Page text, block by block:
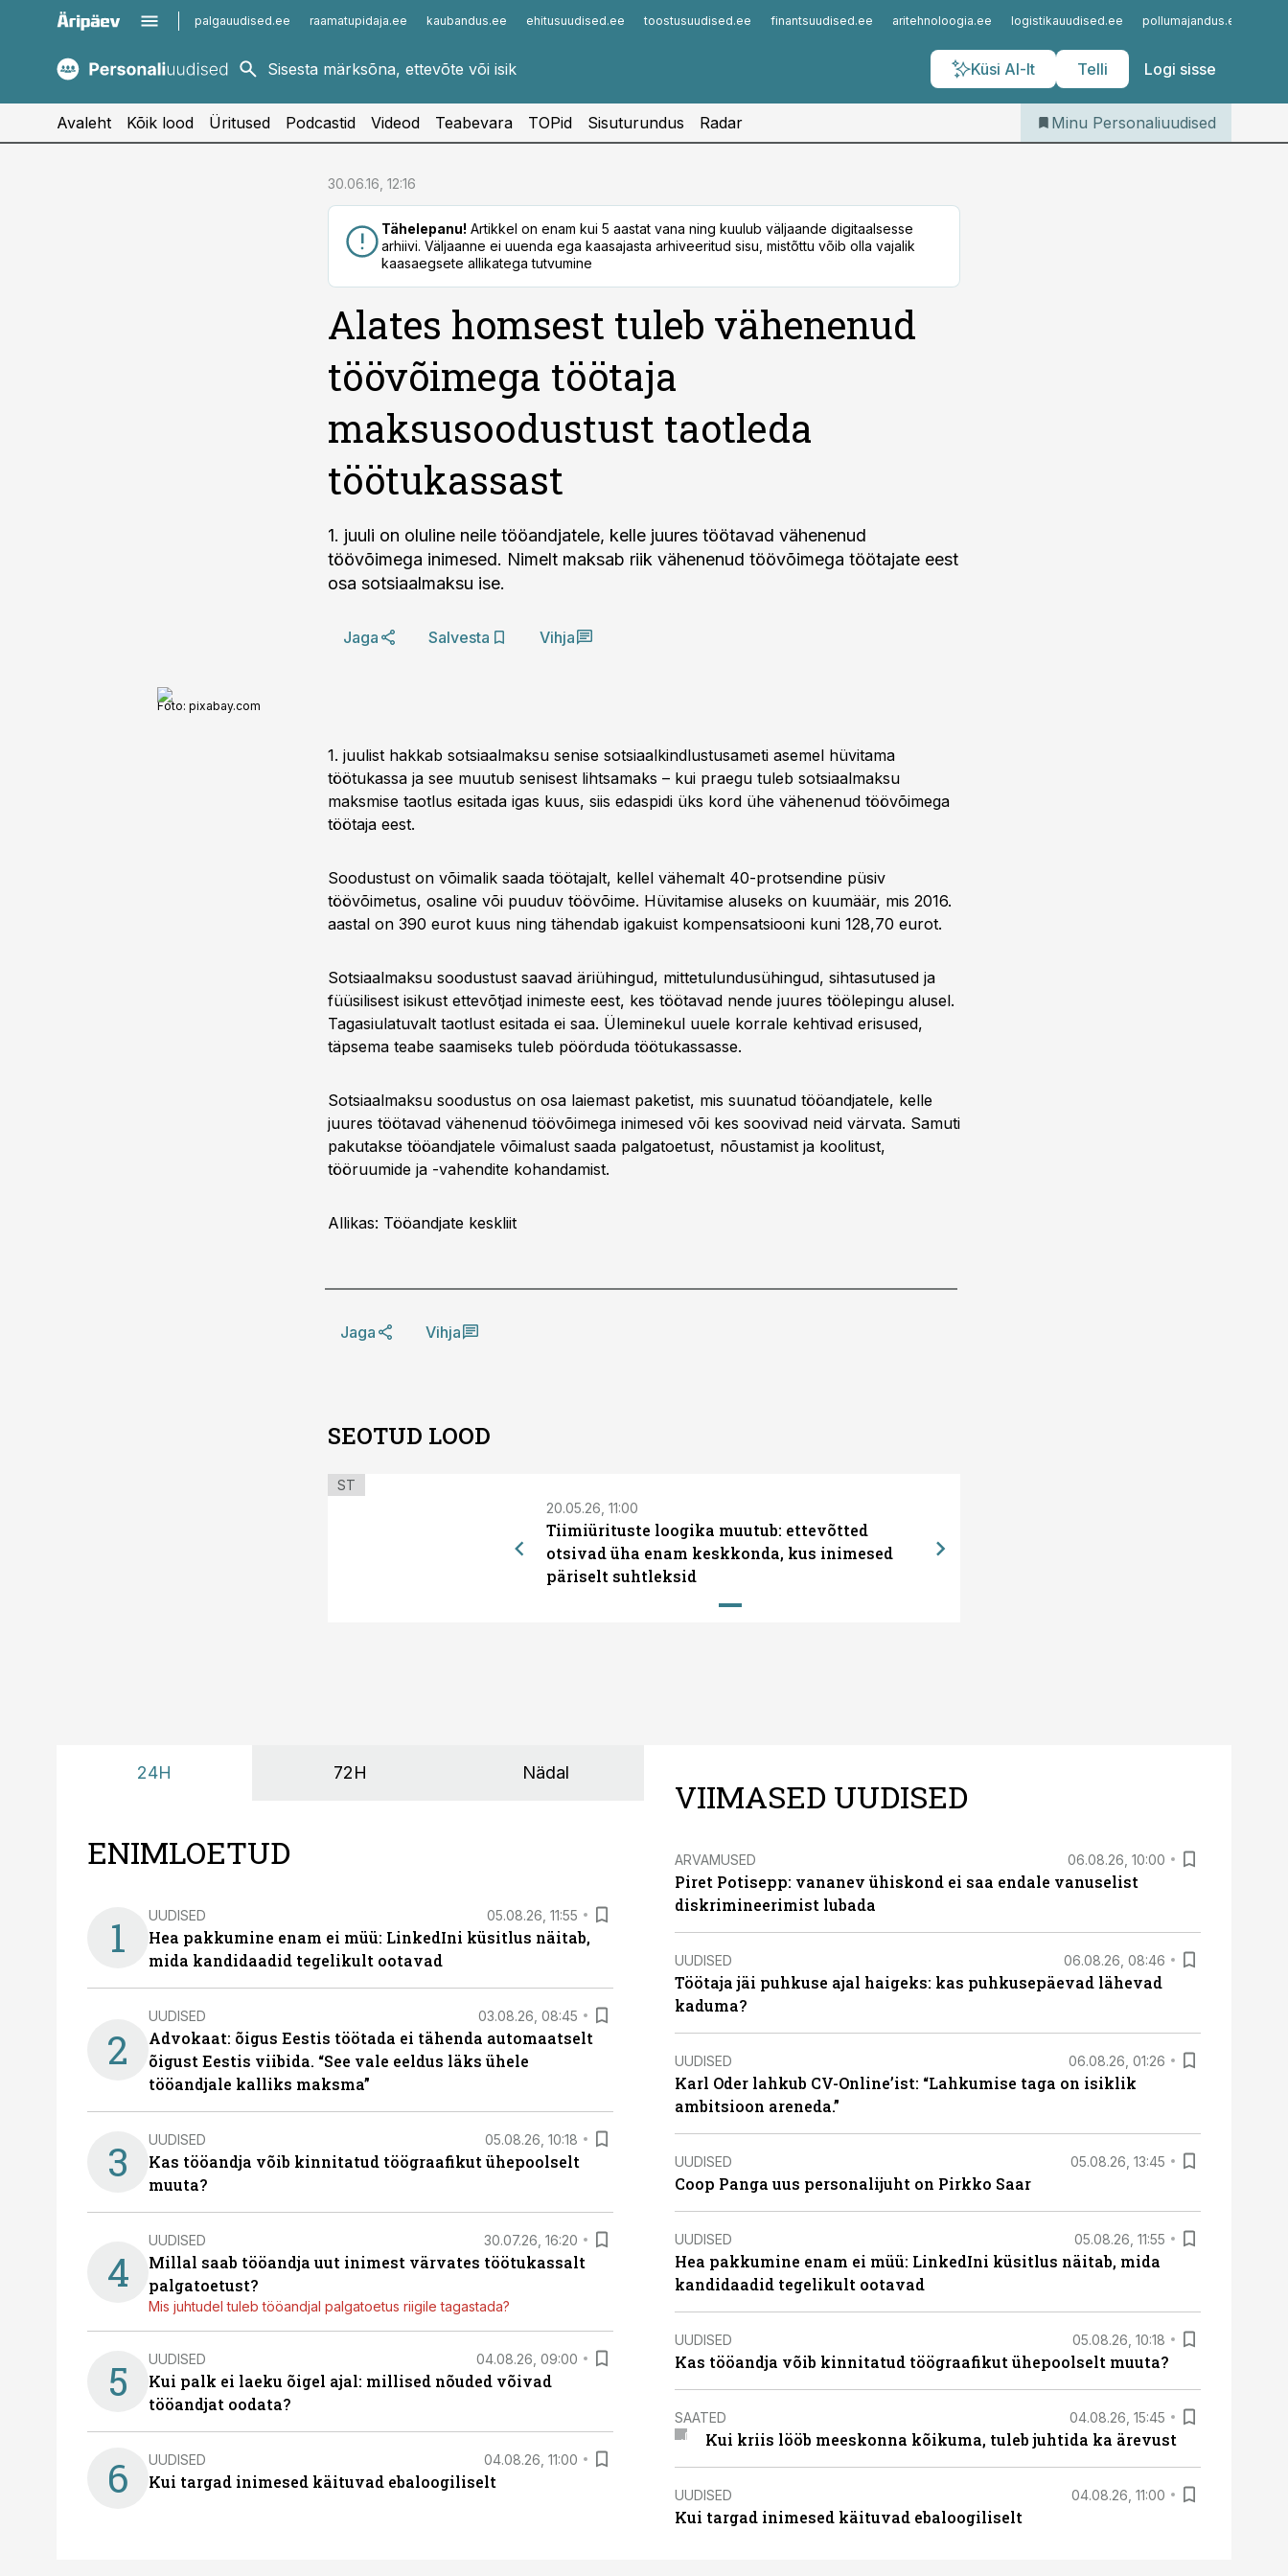
palgauudised.ee raamatupidaja.ee kaubandus.ee ehitusuudised.ee toostusuudised.ee finantsuudised.ee aritehnoloogia.ee logistikauudised.ee pollumajandus.ee
Küsi AI-lt Telli Logi sisse
kaubandus.ee
kinnisvarauudised.ee
imelineajalugu.ee
Infopank
Iseteenindus
Telli Personaliuudised
Avaleht Kõik lood Üritused Podcastid Videod Teabevara TOPid Sisuturundus Radar Minu Personaliuudised
30.06.16, 12:16
Tähelepanu! Artikkel on enam kui 5 aastat vana ning kuulub väljaande digitaalsesse
arhiivi. Väljaanne ei uuenda ega kaasajasta arhiveeritud sisu, mistõttu võib olla vajalik
kaasaegsete allikatega tutvumine
Alates homsest tuleb vähenenud
töövõimega töötaja
maksusoodustust taotleda
töötukassast
1. juuli on oluline neile tööandjatele, kelle juures töötavad vähenenud
töövõimega inimesed. Nimelt maksab riik vähenenud töövõimega töötajate eest
osa sotsiaalmaksu ise.
Jaga Salvesta Vihja
Foto: pixabay.com
1. juulist hakkab sotsiaalmaksu senise sotsiaalkindlustusameti asemel hüvitama
töötukassa ja see muutub senisest lihtsamaks – kui praegu tuleb sotsiaalmaksu
maksmise taotlus esitada igas kuus, siis edaspidi üks kord ühe vähenenud töövõimega
töötaja eest.
Soodustust on võimalik saada töötajalt, kellel vähemalt 40-protsendine püsiv
töövõimetus, osaline või puuduv töövõime. Hüvitamise aluseks on kuumäär, mis 2016.
aastal on 390 eurot kuus ning tähendab igakuist kompensatsiooni kuni 128,70 eurot.
Sotsiaalmaksu soodustust saavad äriühingud, mittetulundusühingud, sihtasutused ja
füüsilisest isikust ettevõtjad inimeste eest, kes töötavad nende juures töölepingu alusel.
Tagasiulatuvalt taotlust esitada ei saa. Üleminekul uuele korrale kehtivad erisused,
täpsema teabe saamiseks tuleb pöörduda töötukassasse.
Sotsiaalmaksu soodustus on osa laiemast paketist, mis suunatud tööandjatele, kelle
juures töötavad vähenenud töövõimega inimesed või kes soovivad neid värvata. Samuti
pakutakse tööandjatele võimalust saada palgatoetust, nõustamist ja koolitust,
tööruumide ja -vahendite kohandamist.
Allikas: Tööandjate keskliit
Jaga Vihja
SEOTUD LOOD
ST
20.05.26, 11:00
Tiimiürituste loogika muutub: ettevõtted
otsivad üha enam keskkonda, kus inimesed
päriselt suhtleksid
24H 72H Nädal
ENIMLOETUD
1 UUDISED 05.08.26, 11:55
Hea pakkumine enam ei müü: LinkedIni küsitlus näitab,
mida kandidaadid tegelikult ootavad
2
UUDISED 03.08.26, 08:45
Advokaat: õigus Eestis töötada ei tähenda automaatselt
õigust Eestis viibida. “See vale eeldus läks ühele
tööandjale kalliks maksma”
3 UUDISED 05.08.26, 10:18
Kas tööandja võib kinnitatud töögraafikut ühepoolselt
muuta?
4
UUDISED 30.07.26, 16:20
Millal saab tööandja uut inimest värvates töötukassalt
palgatoetust?
Mis juhtudel tuleb tööandjal palgatoetus riigile tagastada?
5 UUDISED 04.08.26, 09:00
Kui palk ei laeku õigel ajal: millised nõuded võivad
tööandjat oodata?
6 UUDISED 04.08.26, 11:00
Kui targad inimesed käituvad ebaloogiliselt
VIIMASED UUDISED
ARVAMUSED 06.08.26, 10:00
Piret Potisepp: vananev ühiskond ei saa endale vanuselist
diskrimineerimist lubada
UUDISED 06.08.26, 08:46
Töötaja jäi puhkuse ajal haigeks: kas puhkusepäevad lähevad
kaduma?
UUDISED 06.08.26, 01:26
Karl Oder lahkub CV-Online’ist: “Lahkumise taga on isiklik
ambitsioon areneda.”
UUDISED 05.08.26, 13:45
Coop Panga uus personalijuht on Pirkko Saar
UUDISED 05.08.26, 11:55
Hea pakkumine enam ei müü: LinkedIni küsitlus näitab, mida
kandidaadid tegelikult ootavad
UUDISED 05.08.26, 10:18
Kas tööandja võib kinnitatud töögraafikut ühepoolselt muuta?
SAATED 04.08.26, 15:45
Kui kriis lööb meeskonna kõikuma, tuleb juhtida ka ärevust
UUDISED 04.08.26, 11:00
Kui targad inimesed käituvad ebaloogiliselt